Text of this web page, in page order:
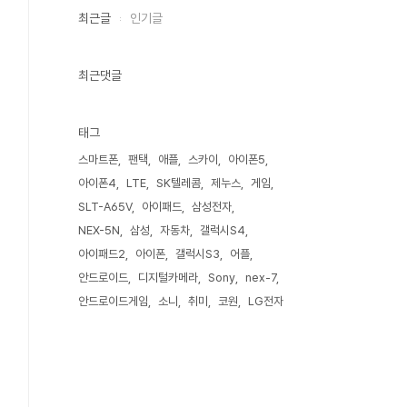
최근글 인기글
최근댓글
태그
스마트폰 팬택 애플 스카이
아이폰5
아이폰4
LTE SK텔레콤 제누스
게임
SLT-A65V
아이패드
삼성전자
NEX-5N
삼성 자동차
갤럭시S4
아이패드2
아이폰 갤럭시S3
어플
안드로이드
디지털카메라 Sony
nex-7
안드로이드게임
소니 취미 코원 LG전자